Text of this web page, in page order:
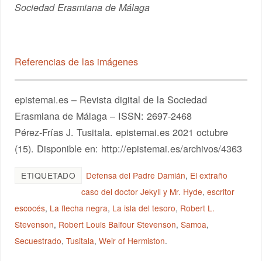
Sociedad Erasmiana de Málaga
Referencias de las imágenes
epistemai.es – Revista digital de la Sociedad
Erasmiana de Málaga – ISSN: 2697-2468
Pérez-Frías J. Tusitala. epistemai.es 2021 octubre
(15). Disponible en: http://epistemai.es/archivos/4363
ETIQUETADO Defensa del Padre Damián, El extraño
caso del doctor Jekyll y Mr. Hyde,escritor
escocés, La flecha negra, La isla del tesoro, Robert L.
Stevenson, Robert Louis Balfour Stevenson,Samoa,
Secuestrado,Tusitala,Weir of Hermiston.